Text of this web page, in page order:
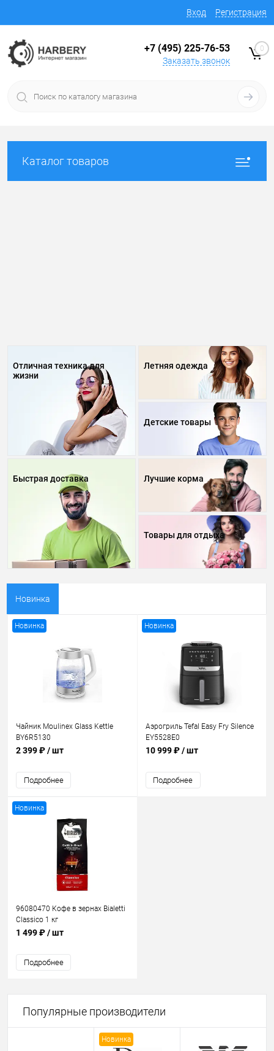
Вход Регистрация
+7 (495) 225-76-53
Заказать звонок
0
Каталог товаров
Отличная техника для
жизни
Летняя одежда
Детские товары
Быстрая доставка Лучшие корма
Товары для отдыха
Новинка
Новинка
Чайник Moulinex Glass Kettle
BY6R5130
2 399 ₽/ шт
Подробнее
Новинка
Аэрогриль Tefal Easy Fry Silence
EY5528E0
10 999 ₽/ шт
Подробнее
Новинка
96080470 Кофе в зернах Bialetti
Classico 1 кг
1 499 ₽/ шт
Подробнее
Популярные производители
Новинка